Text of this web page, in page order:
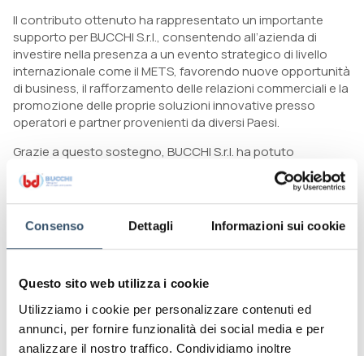
Consenso Dettagli Informazioni sui cookie
Questo sito web utilizza i cookie
Utilizziamo i cookie per personalizzare contenuti ed
annunci, per fornire funzionalità dei social media e per
analizzare il nostro traffico. Condividiamo inoltre
Il contributo ottenuto ha rappresentato un importante
supporto per BUCCHI S.r.l., consentendo all’azienda di
investire nella presenza a un evento strategico di livello
internazionale come il METS, favorendo nuove opportunità
di business, il rafforzamento delle relazioni commerciali e la
promozione delle proprie soluzioni innovative presso
operatori e partner provenienti da diversi Paesi.
Grazie a questo sostegno, BUCCHI S.r.l. ha potuto
proseguire il proprio percorso di crescita internazionale,
valorizzando l’innovazione, l’eccellenza produttiva, il know-
how aziendale e la qualità delle proprie soluzioni Made in
Italy.
L’azienda desidera ringraziare Unioncamere Emilia-
Export, strumento concreto a sostegno della competitività
internazionali.